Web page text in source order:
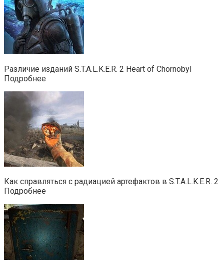
Различие изданий S.T.A.L.K.E.R. 2 Heart of Chornobyl
Подробнее
Как справляться с радиацией артефактов в S.T.A.L.K.E.R. 2
Подробнее